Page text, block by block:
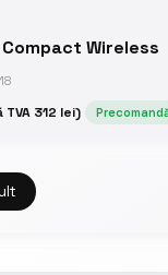
Wireless
312 lei)